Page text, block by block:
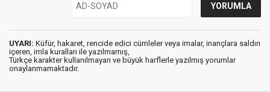
UYARI: Küfür, hakaret, rencide edici cümleler veya imalar, inançlara saldırı
içeren, imla kuralları ile yazılmamış,
Türkçe karakter kullanılmayan ve büyük harflerle yazılmış yorumlar
onaylanmamaktadır.